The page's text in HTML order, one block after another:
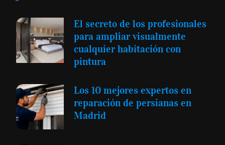
El secreto de los profesionales
para ampliar visualmente
cualquier habitación con
pintura
Los 10 mejores expertos en
reparación de persianas en
Madrid